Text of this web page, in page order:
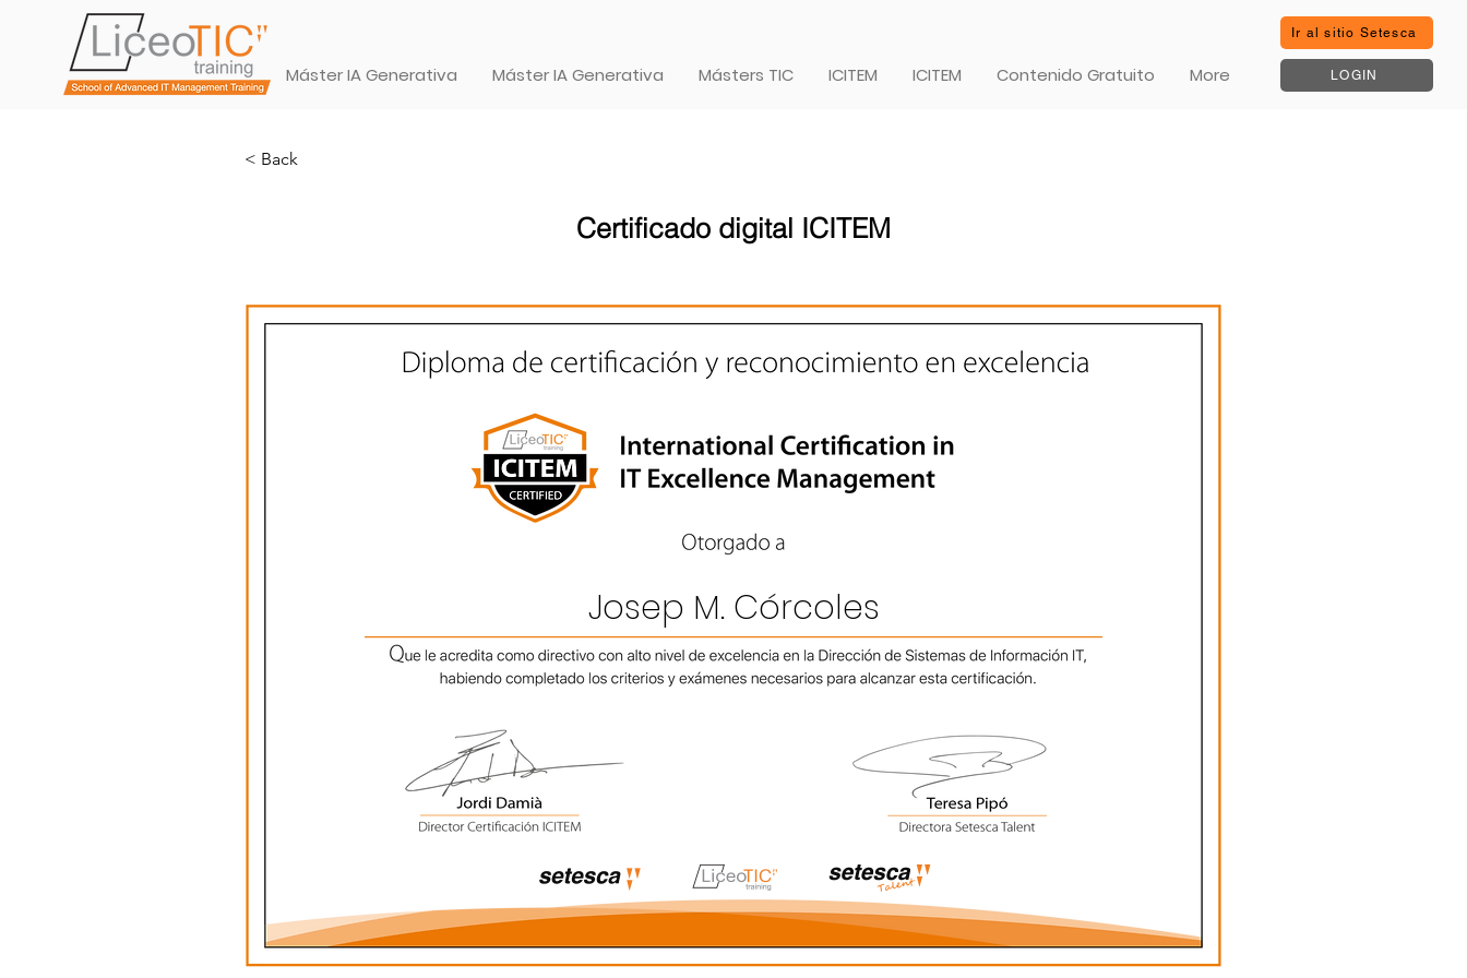
Máster IA Generativa Máster IA Generativa Másters TIC ICITEM ICITEM Contenido Gratuito More
Ir al sitio Setesca
LOGIN
< Back
Certificado digital ICITEM
Josep M. Córcoles